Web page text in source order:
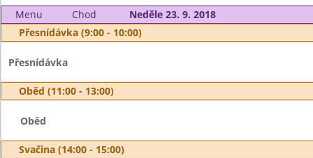
Menu Chod
Neděle 23. 9. 2018
Přesnídávka (9:00 - 10:00)
Přesnídávka
Oběd (11:00 - 13:00)
Oběd
Svačina (14:00 - 15:00)